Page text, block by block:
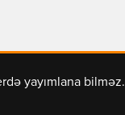
yayımlana bilməz.